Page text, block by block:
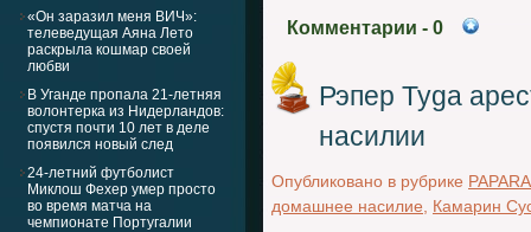
«Он заразил меня ВИЧ»:
телеведущая Аяна Лето
раскрыла кошмар своей
любви
В Уганде пропала 21-летняя
волонтерка из Нидерландов:
спустя почти 10 лет в деле
появился новый след
24-летний футболист
Миклош Фехер умер просто
во время матча на
чемпионате Португалии
Комментарии - 0
Рэпер Tyga
насилии
Опубликовано в рубрике
домашнее насилие
Камарин